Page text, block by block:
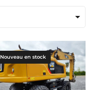
Nouveau en stock